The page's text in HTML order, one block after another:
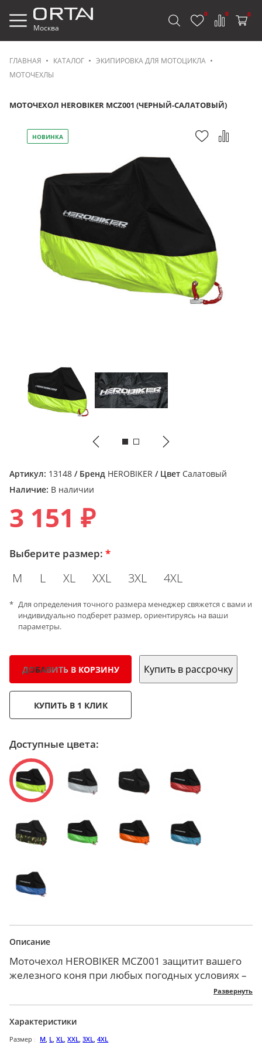
Москва
0 0 0
ГЛАВНАЯ КАТАЛОГ
ЭКИПИРОВКА ДЛЯ МОТОЦИКЛА
МОТОЧЕХЛЫ
МОТОЧЕХОЛ HEROBIKER MCZ001 (ЧЕРНЫЙ-САЛАТОВЫЙ)
НОВИНКА
Артикул: 13148 / Бренд HEROBIKER / Цвет Салатовый
Наличие: В наличии
3 151 ₽
Выберите размер: *
M L XL XXL 3XL 4XL
Для определения точного размера менеджер свяжется с вами и
индивидуально подберет размер, ориентируясь на ваши
параметры.
ДОБАВИТЬ В КОРЗИНУ Купить в рассрочку
КУПИТЬ В 1 КЛИК
Доступные цвета:
Описание
Моточехол HEROBIKER MCZ001 защитит вашего
железного коня при любых погодных условиях –
проливной дождь, снегопад, летний солнцепек
или пыльные ветра. Он обезопасит и от других
внешних воздействий, избавив от царапин и
и грязи, пока мотоцикл припаркован.
Развернуть
Характеристики
Размер M, L,XL,XXL,3XL,4XL